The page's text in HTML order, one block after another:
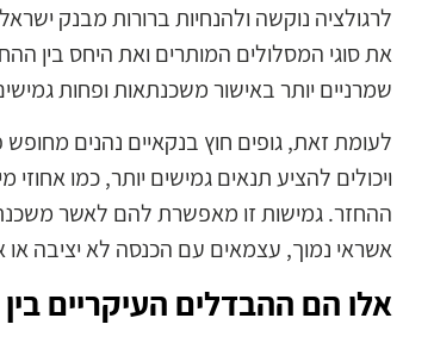
לרגולציה נוקשה ולהנחיות ברורות מבנק
את סוגי המסלולים המותרים ואת היחס בין
שמרניים יותר באישור משכנתאות ופחות
לעומת זאת, גופים חוץ בנקאיים נהנים מחופש
ויכולים להציע תנאים גמישים יותר, כמו אחוזי
ההחזר. גמישות זו מאפשרת להם לאשר
אשראי נמוך, עצמאים עם הכנסה לא יציבה או
אלו הם ההבדלים העיקריים